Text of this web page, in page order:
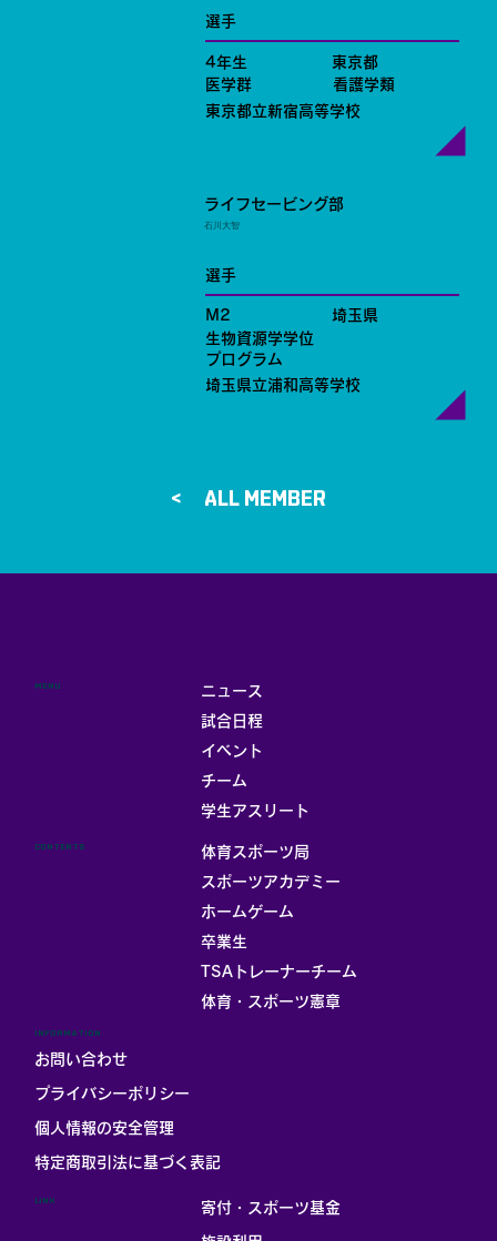
選手
4年生
東京都
医学群
看護学類
東京都立新宿高等学校
ライフセービング部
石川大智
選手
M2
埼玉県
生物資源学学位
プログラム
埼玉県立浦和高等学校
ALL MEMBER >
ニュース
試合日程
イベント
チーム
学生アスリート
MENU
体育スポーツ局
スポーツアカデミー
ホームゲーム
卒業生
TSAトレーナーチーム
体育・スポーツ憲章
CONTENTS
寄付・スポーツ基金
LINK
INFORMATION
お問い合わせ
プライバシーポリシー
個人情報の安全管理
​特定商取引法に基づく表記